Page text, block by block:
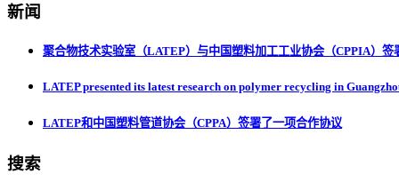
新闻
聚合物技术实验室（LATEP）与中国塑料加工工业协会（CPPIA）签
LATEP presented its latest research on polymer recycling in
LATEP和中国塑料管道协会（CPPA）签署了一项合作协议
搜索